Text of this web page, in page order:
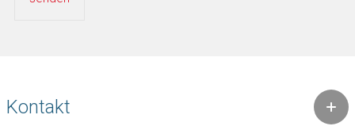
Kontakt